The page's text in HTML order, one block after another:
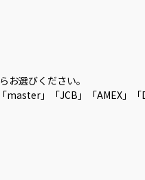
お選びください。
」「JCB」「AMEX」「